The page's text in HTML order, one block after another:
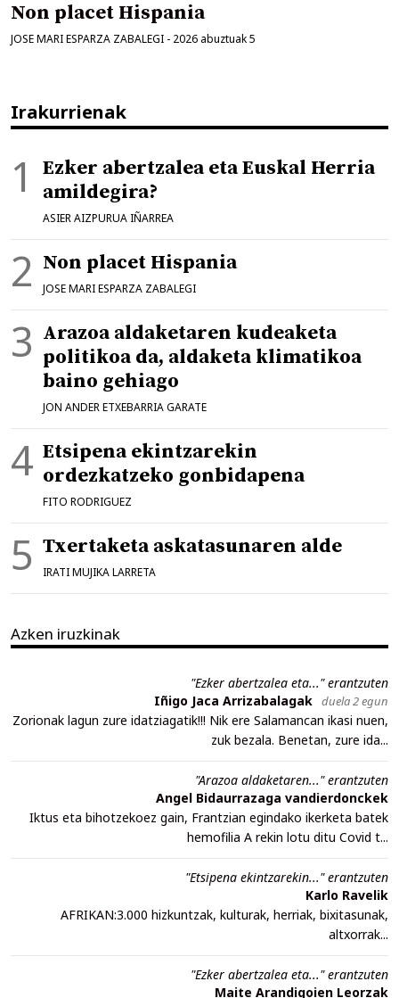
Non placet Hispania
JOSE MARI ESPARZA ZABALEGI - 2026 abuztuak 5
Irakurrienak
Ezker abertzalea eta Euskal Herria
amildegira?
ASIER AIZPURUA IÑARREA
Non placet Hispania
JOSE MARI ESPARZA ZABALEGI
Arazoa aldaketaren kudeaketa
politikoa da, aldaketa klimatikoa
baino gehiago
JON ANDER ETXEBARRIA GARATE
Etsipena ekintzarekin
ordezkatzeko gonbidapena
FITO RODRIGUEZ
Txertaketa askatasunaren alde
IRATI MUJIKA LARRETA
Azken iruzkinak
"Ezker abertzalea eta..." erantzuten
Iñigo Jaca Arrizabalagak duela 2 egun
Zorionak lagun zure idatziagatik!!! Nik ere Salamancan ikasi nuen,
zuk bezala. Benetan, zure ida...
"Arazoa aldaketaren..." erantzuten
Angel Bidaurrazaga vandierdonckek
Iktus eta bihotzekoez gain, Frantzian egindako ikerketa batek
hemofilia A rekin lotu ditu Covid t...
"Etsipena ekintzarekin..." erantzuten
Karlo Ravelik
AFRIKAN:3.000 hizkuntzak, kulturak, herriak, bixitasunak,
altxorrak...
"Ezker abertzalea eta..." erantzuten
Maite Arandigoien Leorzak